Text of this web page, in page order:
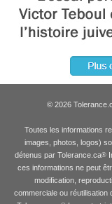
© 2026
Toutes les informations
images, photos, logos)
détenus par Tolerance.ca®
ces informations ne peut
modification,
commerciale ou réutilisation